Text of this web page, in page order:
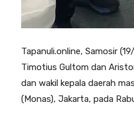
Tapanuli.online, Samosir
Timotius Gultom dan
dan wakil kepala daerah
(Monas), Jakarta, pada